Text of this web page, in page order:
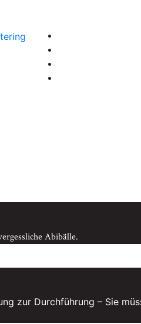
Abibälle.
zur Durchführung – Sie